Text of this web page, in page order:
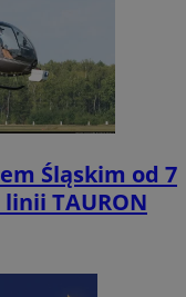
Śląskim od 7
TAURON